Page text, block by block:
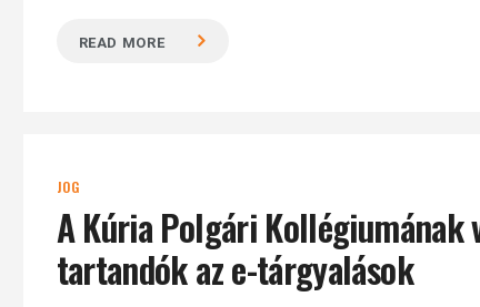
READ MORE
JOG
A Kúria Polgári Kollégiumának
tartandók az e-tárgyalások